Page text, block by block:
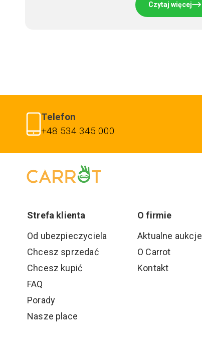
Czytaj więcej
Telefon
+48 534 345 000
Strefa klienta
O firmie
Od ubezpieczyciela
Chcesz sprzedać
Chcesz kupić
FAQ
Porady
Nasze place
Aktualne aukcje
O Carrot
Kontakt